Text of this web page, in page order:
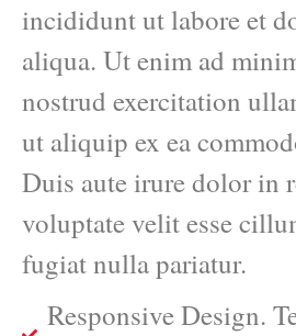
incididunt ut labore et
aliqua. Ut enim ad
nostrud exercitation
ut aliquip ex ea
Duis aute irure dolor in
voluptate velit esse
fugiat nulla pariatur.
Responsive Design.